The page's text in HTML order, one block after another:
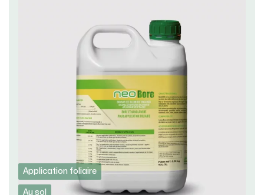
Application foliaire
Au sol